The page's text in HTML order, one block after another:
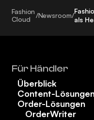
Fashion
Cloud
/Newsroom/
als
Für Händler
Überblick
Content-
Order-Lösungen
OrderWriter